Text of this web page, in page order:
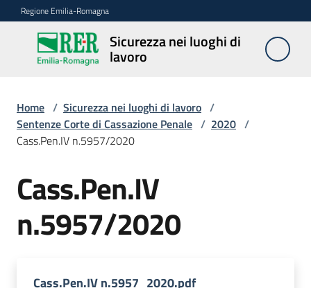
Vai al contenuto
Vai alla navigazione
Vai al footer
Regione Emilia-Romagna
Sicurezza nei luoghi di
lavoro
Sicurezza
nei
lavoro
Sicurezza
costruzioni
Home / Sicurezza nei luoghi di lavoro /
Sentenze Corte di Cassazione Penale / 2020 /
Cass.Pen.IV n.5957/2020
Cass.Pen.IV
n.5957/2020
Cass.Pen.IV n.5957_2020.pdf